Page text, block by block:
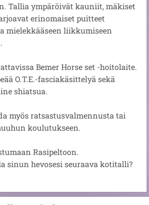
Tallia ympäröivät kauniit, mäkiset
erinomaiset puitteet
mielekkääseen liikkumiseen
Bemer Horse set -hoitolaite.
O.T.E.-fasciakäsittelyä sekä
shiatsua.
myös ratsastusvalmennusta tai
koulutukseen.
Rasipeltoon.
sinun hevosesi seuraava kotitalli?